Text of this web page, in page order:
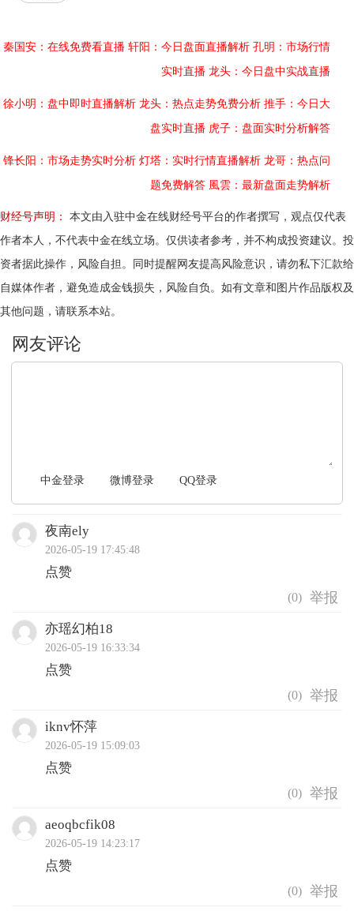
秦国安：在线免费看直播 轩阳：今日盘面直播解析 孔明：市场行情
实时直播 龙头：今日盘中实战直播
徐小明：盘中即时直播解析 龙头：热点走势免费分析 推手：今日大
盘实时直播 虎子：盘面实时分析解答
锋长阳：市场走势实时分析 灯塔：实时行情直播解析 龙哥：热点问
题免费解答 風雲：最新盘面走势解析
财经号声明：
本文由入驻中金在线财经号平台的作者撰写，观点仅代表
作者本人，不代表中金在线立场。仅供读者参考，并不构成投资建议。投
资者据此操作，风险自担。同时提醒网友提高风险意识，请勿私下汇款给
自媒体作者，避免造成金钱损失，风险自负。如有文章和图片作品版权及
其他问题，请联系本站。
中金登录 微博登录 QQ登录
夜南ely
2026-05-19 17:45:48
点赞
(0)
亦瑶幻柏18
2026-05-19 16:33:34
点赞
(0)
iknv怀萍
2026-05-19 15:09:03
点赞
(0)
aeoqbcfik08
2026-05-19 14:23:17
点赞
(0)